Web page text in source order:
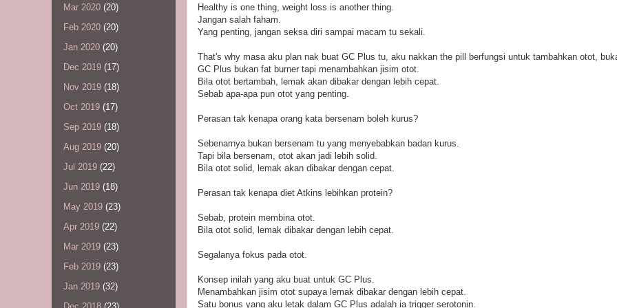
Healthy is one thing, weight loss is another thing.
Jangan salah faham.
Yang penting, jangan seksa diri sampai macam tu sekali.
That's why masa aku plan nak buat GC Plus tu, aku nakkan the pill berfungsi untuk tambahkan otot,
GC Plus bukan fat burner tapi menambahkan jisim otot.
Bila otot bertambah, lemak akan dibakar dengan lebih cepat.
Sebab apa-apa pun otot yang penting.
Perasan tak kenapa orang kata bersenam boleh kurus?
Sebenarnya bukan bersenam tu yang menyebabkan badan kurus.
Tapi bila bersenam, otot akan jadi lebih solid.
Bila otot solid, lemak akan dibakar dengan cepat.
Perasan tak kenapa diet Atkins lebihkan protein?
Sebab, protein membina otot.
Bila otot solid, lemak dibakar dengan lebih cepat.
Segalanya fokus pada otot.
Konsep inilah yang aku buat untuk GC Plus.
Menambahkan jisim otot supaya lemak dibakar dengan lebih cepat.
Satu bonus yang aku letak dalam GC Plus adalah ia trigger serotonin.
Mar 2020 (20)
Feb 2020 (20)
Jan 2020 (20)
Dec 2019 (17)
Nov 2019 (18)
Oct 2019 (17)
Sep 2019 (18)
Aug 2019 (20)
Jul 2019 (22)
Jun 2019 (18)
May 2019 (23)
Apr 2019 (22)
Mar 2019 (23)
Feb 2019 (23)
Jan 2019 (32)